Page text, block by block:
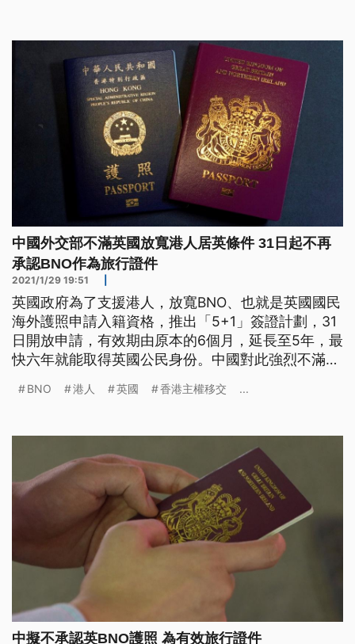
申請，英國首相強生發出聲明，對這項政策感到自
豪，並且表示履行了
中國外交部不滿英國放寬港人居英條件 31日起不再
承認BNO作為旅行證件
2021/1/29 19:51
英國政府為了支援港人，放寬BNO、也就是英國國民
海外護照申請入籍資格，推出「5+1」簽證計劃，31
日開放申請，有效期由原本的6個月，延長至5年，最
快六年就能取得英國公民身份。中國對此強烈不滿，
明。 由於中國實施港版國安法，英國政府宣布，准
申請，英國首相強生發出聲明，對這項政策感到自
豪，並且表示履行了
BNO 港人 英國 香港主權移交 ...
中擬不承認英BNO護照 為有效旅行證件